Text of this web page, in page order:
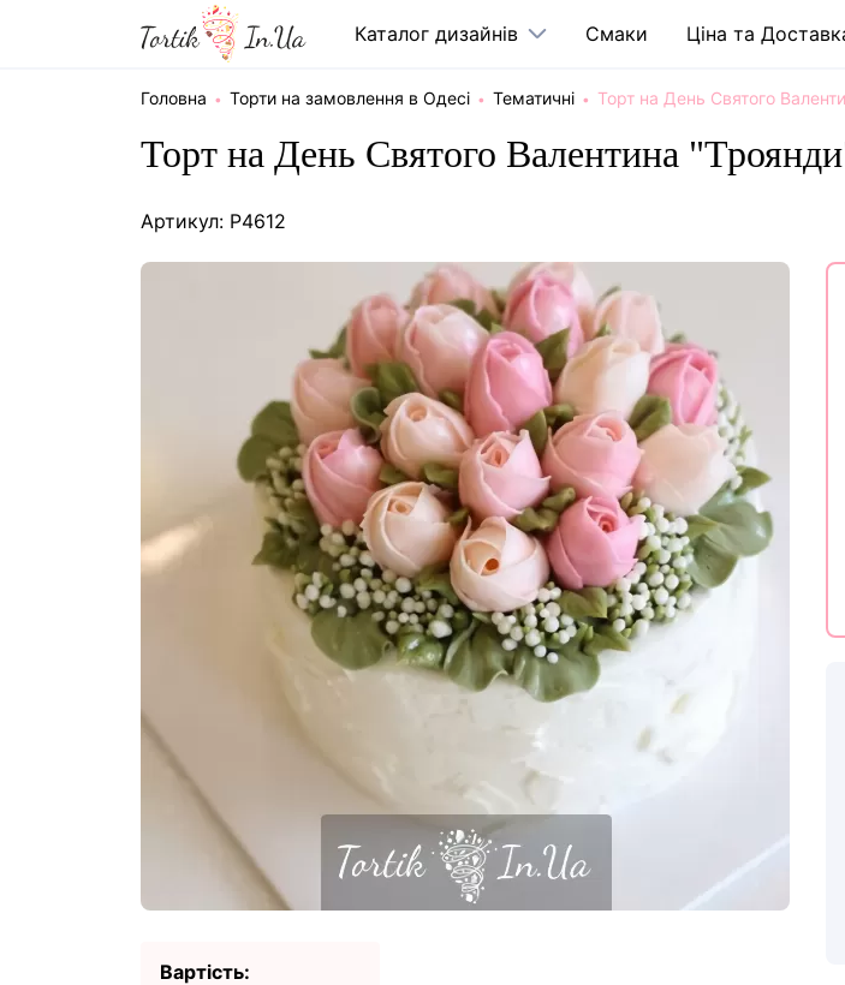
Каталог дизайнів Cмаки Ціна та
Головна Торти на замовлення в Одесі Тематичні Торт на День Святого
Торт на День Святого Валентина
Артикул: P4612
Вартість: